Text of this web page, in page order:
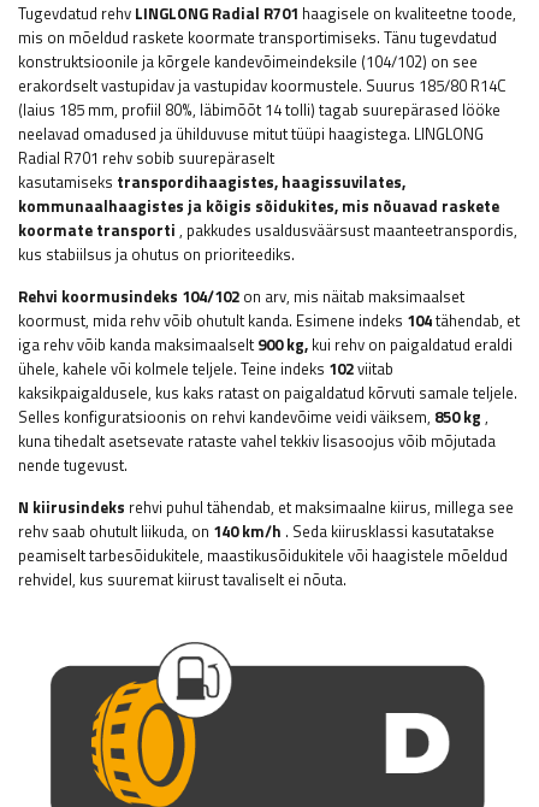
Tugevdatud rehv LINGLONG Radial R701 haagisele on kvaliteetne toode,
mis on mõeldud raskete koormate transportimiseks. Tänu tugevdatud
konstruktsioonile ja kõrgele kandevõimeindeksile (104/102) on see
erakordselt vastupidav ja vastupidav koormustele. Suurus 185/80 R14C
(laius 185 mm, profiil 80%, läbimõõt 14 tolli) tagab suurepärased lööke
neelavad omadused ja ühilduvuse mitut tüüpi haagistega. LINGLONG
Radial R701 rehv sobib suurepäraselt
kasutamiseks transpordihaagistes, haagissuvilates,
kommunaalhaagistes ja kõigis sõidukites, mis nõuavad raskete
koormate transporti , pakkudes usaldusväärsust maanteetranspordis,
kus stabiilsus ja ohutus on prioriteediks.
Rehvi koormusindeks 104/102 on arv, mis näitab maksimaalset
koormust, mida rehv võib ohutult kanda. Esimene indeks 104tähendab, et
iga rehv võib kanda maksimaalselt900 kg, kui rehv on paigaldatud eraldi
ühele, kahele või kolmele teljele. Teine indeks 102viitab
kaksikpaigaldusele, kus kaks ratast on paigaldatud kõrvuti samale teljele.
Selles konfiguratsioonis on rehvi kandevõime veidi väiksem, 850 kg ,
kuna tihedalt asetsevate rataste vahel tekkiv lisasoojus võib mõjutada
nende tugevust.
N kiirusindeks rehvi puhul tähendab, et maksimaalne kiirus, millega see
rehv saab ohutult liikuda, on 140 km/h . Seda kiirusklassi kasutatakse
peamiselt tarbesõidukitele, maastikusõidukitele või haagistele mõeldud
rehvidel, kus suuremat kiirust tavaliselt ei nõuta.